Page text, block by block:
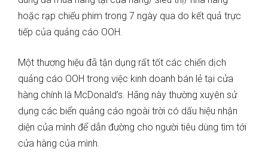
hoặc rạp chiếu phim trong 7 ngày qua do kết quả trực
tiếp của quảng cáo OOH.
Một thương hiệu đã tận dụng rất tốt các chiến dịch
quảng cáo OOH trong việc kinh doanh bán lẻ tại cửa
hàng chính là McDonald’s. Hãng này thường xuyên sử
dụng các biển quảng cáo ngoài trời có dấu hiệu nhận
diện của mình để dẫn đường cho người tiêu dùng tìm tới
cửa hàng của mình.